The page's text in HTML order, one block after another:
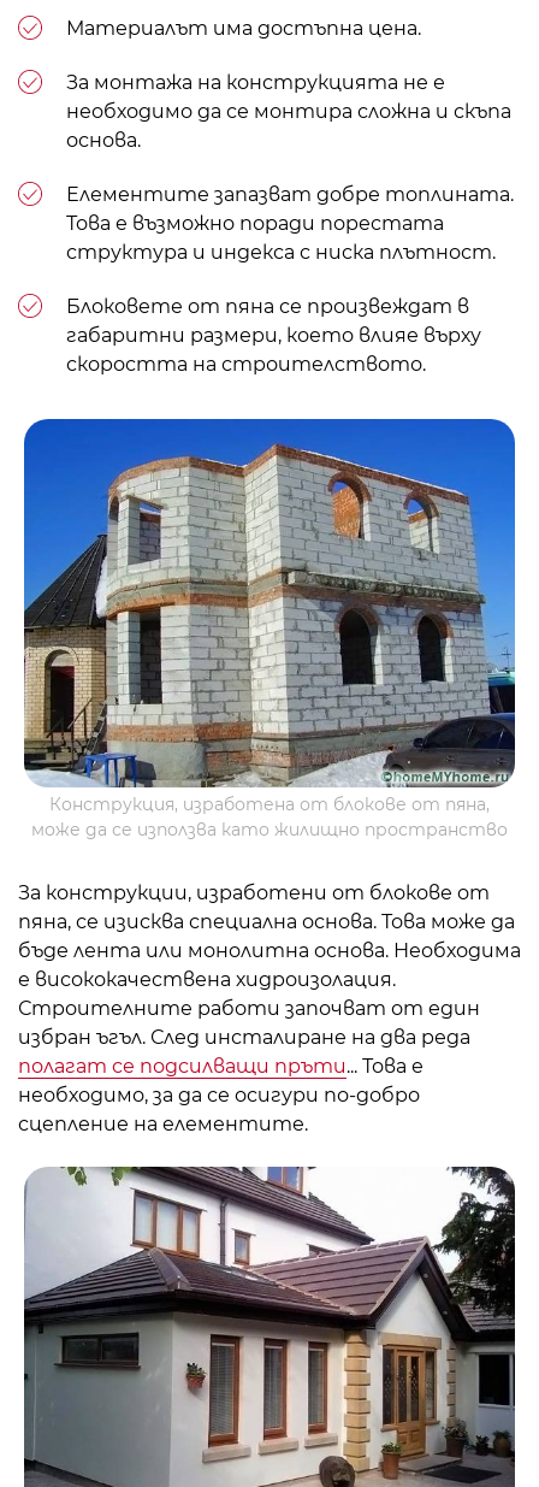
Материалът има достъпна цена.
За монтажа на конструкцията не е
необходимо да се монтира сложна и скъпа
основа.
Елементите запазват добре топлината.
Това е възможно поради порестата
структура и индекса с ниска плътност.
Блоковете от пяна се произвеждат в
габаритни размери, което влияе върху
скоростта на строителството.
Конструкция, изработена от блокове от пяна,
може да се използва като жилищно пространство
За конструкции, изработени от блокове от
пяна, се изисква специална основа. Това може да
бъде лента или монолитна основа. Необходима
е висококачествена хидроизолация.
Строителните работи започват от един
избран ъгъл. След инсталиране на два реда
полагат се подсилващи пръти... Това е
необходимо, за да се осигури по-добро
сцепление на елементите.